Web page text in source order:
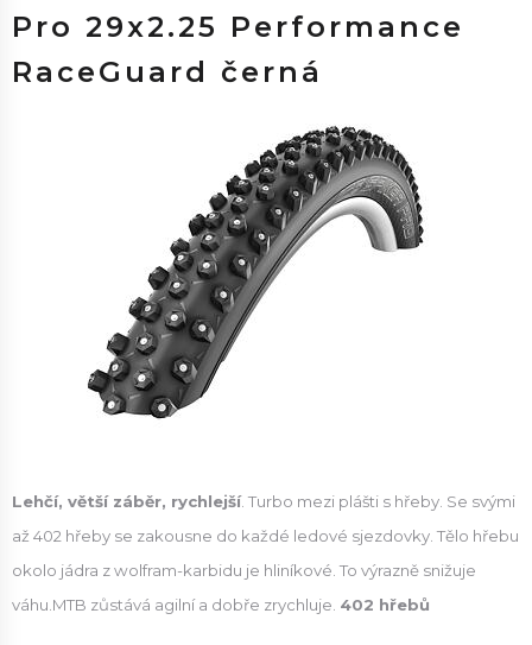
Pro 29x2.25 Performance
RaceGuard černá
Lehčí, větší záběr, rychlejší. Turbo mezi plášti s hřeby. Se svými
až 402 hřeby se zakousne do každé ledové sjezdovky. Tělo hřebu
okolo jádra z wolfram-karbidu je hliníkové. To výrazně snižuje
váhu.MTB zůstává agilní a dobře zrychluje. 402 hřebů